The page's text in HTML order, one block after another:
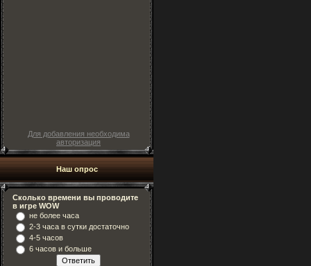
Для добавления необходима
авторизация
Наш опрос
Сколько времени вы проводите
в игре WOW
не более часа
2-3 часа в сутки достаточно
4-5 часов
6 часов и больше